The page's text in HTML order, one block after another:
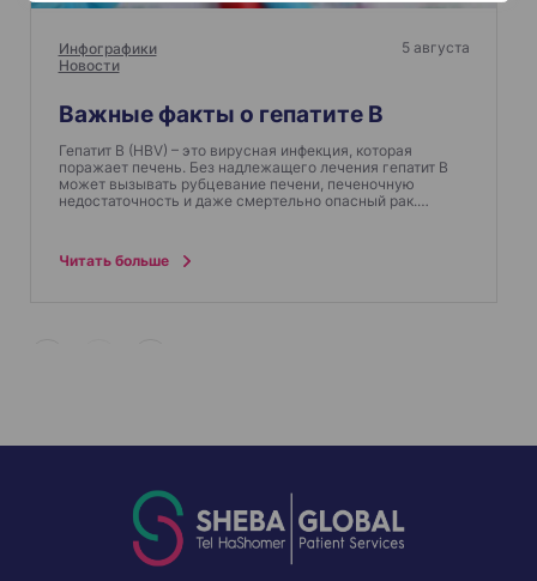
Инфографики
Новости
5 августа
Важные факты о гепатите B
Гепатит B (HBV) – это вирусная инфекция, которая
поражает печень. Без надлежащего лечения гепатит В
может вызывать рубцевание печени, печеночную
недостаточность и даже смертельно опасный рак.…
Читать больше